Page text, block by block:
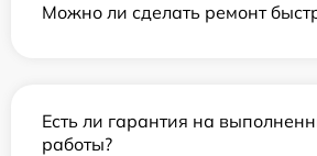
Можно ли сделать ремонт
Есть ли гарантия на
работы?